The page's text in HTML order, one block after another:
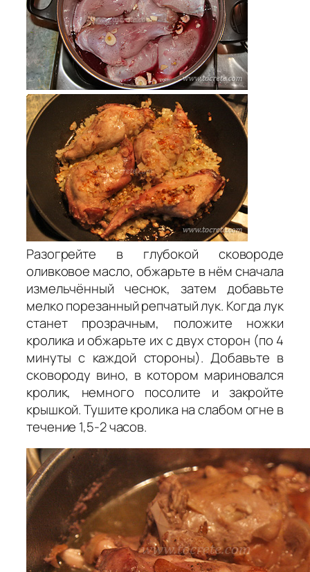
Разогрейте в глубокой сковороде
оливковое масло, обжарьте в нём сначала
измельчённый чеснок, затем добавьте
мелко порезанный репчатый лук. Когда лук
станет прозрачным, положите ножки
кролика и обжарьте их с двух сторон (по 4
минуты с каждой стороны). Добавьте в
сковороду вино, в котором мариновался
кролик, немного посолите и закройте
крышкой. Тушите кролика на слабом огне в
течение 1,5-2 часов.